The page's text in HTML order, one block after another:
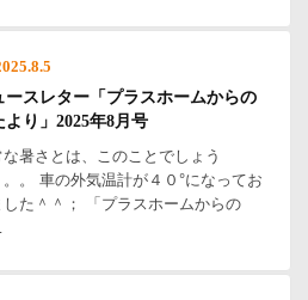
ースレター「プラスホームからの
より」2025年8月号
暑さとは、このことでしょう
。。 車の外気温計が４０°になってお
した＾＾； 「プラスホームからの